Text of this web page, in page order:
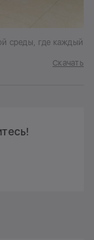
среды, где каждый
Скачать